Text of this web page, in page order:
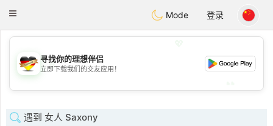
Dating
Toggle
Mode 登录
💖
💕
寻找你的理想伴侣
立即下载我们的交友应用！
遇到 女人 Saxony